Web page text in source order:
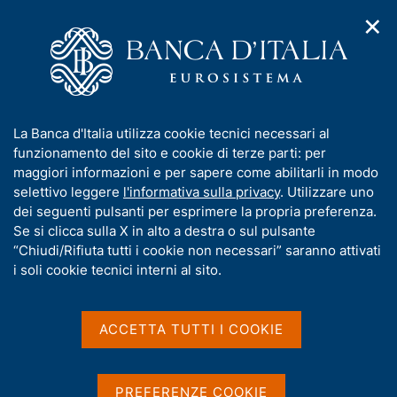
n
u
d
i
n
a
v
i
g
a
o
m
g
e
e
l
s
t
Compiti
gestione patrimoniale
Riserve in oro
Riserve in oro
CondividiS
a
m
p
IN QUESTA PAGINA
✕
I
n
f
o
r
m
a
t
La Banca d'Italia utilizza cookie tecnici necessari al
funzionamento del sito e cookie di terze parti: per
maggiori informazioni e per sapere come abilitarli in modo
selettivo leggere l'informativa sulla privacy. Utilizzare uno
dei seguenti pulsanti per esprimere la propria preferenza.
Se si clicca sulla X in alto a destra o sul pulsante
“Chiudi/Rifiuta tutti i cookie non necessari” saranno attivati
i soli cookie tecnici interni al sito.
ACCETTA TUTTI I COOKIE
PREFERENZE COOKIE